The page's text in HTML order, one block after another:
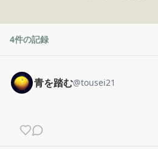
4件の記録
青を踏む@tousei21